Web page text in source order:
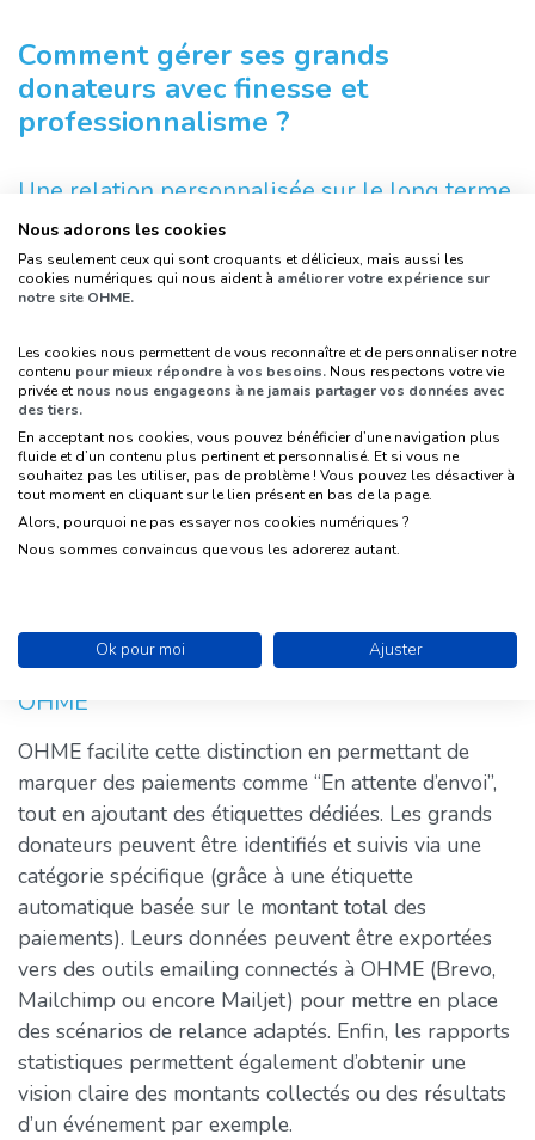
Comment gérer ses grands
donateurs avec finesse et
professionnalisme ?
Une relation personnalisée sur le long terme
Les grands donateurs attendent un accompagnement
spécifique. Cela passe par une communication
personnalisée, une mémoire des échanges, mais aussi
de conserver l’ensemble des interactions et des
contributions de manière lisible.
Gérer les promesses de dons
Les promesses de dons doivent être traitées à part,
sans les confondre avec les paiements validés. C’est
Une gestion simplifiée et fiable avec
OHME
OHME facilite cette distinction en permettant de
marquer des paiements comme “En attente d’envoi”,
tout en ajoutant des étiquettes dédiées. Les grands
donateurs peuvent être identifiés et suivis via une
catégorie spécifique (grâce à une étiquette
automatique basée sur le montant total des
paiements). Leurs données peuvent être exportées
vers des outils emailing connectés à OHME (Brevo,
Mailchimp ou encore Mailjet) pour mettre en place
des scénarios de relance adaptés. Enfin, les rapports
statistiques permettent également d’obtenir une
vision claire des montants collectés ou des résultats
d’un événement par exemple.
Nous adorons les cookies
Pas seulement ceux qui sont croquants et délicieux, mais aussi les
cookies numériques qui nous aident à améliorer votre expérience sur
notre site OHME.
Les cookies nous permettent de vous reconnaître et de personnaliser notre
contenu pour mieux répondre à vos besoins. Nous respectons votre vie
privée et nous nous engageons à ne jamais partager vos données avec
des tiers.
En acceptant nos cookies, vous pouvez bénéficier d’une navigation plus
fluide et d’un contenu plus pertinent et personnalisé. Et si vous ne
souhaitez pas les utiliser, pas de problème ! Vous pouvez les désactiver à
tout moment en cliquant sur le lien présent en bas de la page.
Alors, pourquoi ne pas essayer nos cookies numériques ?
Nous sommes convaincus que vous les adorerez autant.
Ok pour moi Ajuster